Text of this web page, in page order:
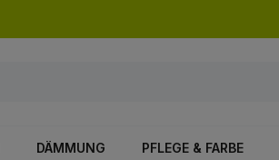
DÄMMUNG PFLEGE & FARBE